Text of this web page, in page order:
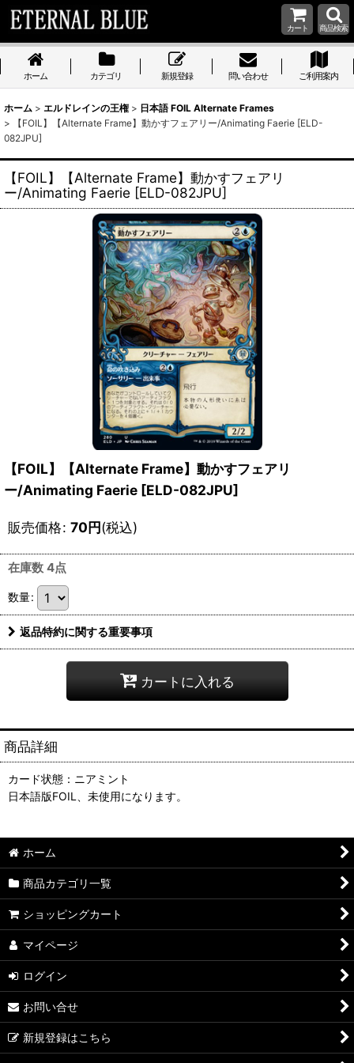
カート 商品検索
ホーム カテゴリ 新規登録 問い合わせ ご利用案内
ホーム > エルドレインの王権 > 日本語 FOIL Alternate Frames
>
【FOIL】【Alternate Frame】動かすフェアリー/Animating Faerie [ELD-
082JPU]
【FOIL】【Alternate Frame】動かすフェアリ
ー/Animating Faerie [ELD-082JPU]
【FOIL】【Alternate Frame】動かすフェアリ
ー/Animating Faerie [ELD-082JPU]
販売価格: 70円(税込)
在庫数 4点
数量:
返品特約に関する重要事項
カートに入れる
商品詳細
カード状態：ニアミント
日本語版FOIL、未使用になります。
ホーム
商品カテゴリ一覧
ショッピングカート
マイページ
ログイン
お問い合せ
新規登録はこちら